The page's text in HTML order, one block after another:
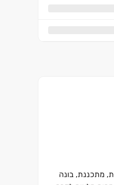
מתכננת, בונה